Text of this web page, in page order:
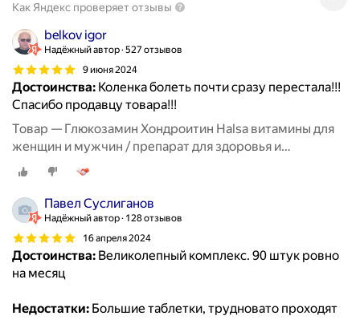
Как Яндекс проверяет отзывы
belkov igor
Надёжный автор 527 отзывов
9 июня 2024
Достоинства: Коленка болеть почти сразу перестала!!!
Спасибо продавцу товара!!!
Товар — Глюкозамин Хондроитин Halsa витамины для
женщин и мужчин / препарат для здоровья и
восстановления хрящевой ткани, суставов и связок, 90
таблеток
Павел Суслиганов
Надёжный автор 128 отзывов
16 апреля 2024
Достоинства: Великолепный комплекс. 90 штук ровно
на месяц
Недостатки: Большие таблетки, трудновато проходят